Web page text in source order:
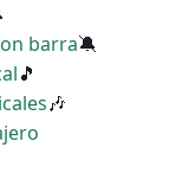
barra🔕
🎵
🎶